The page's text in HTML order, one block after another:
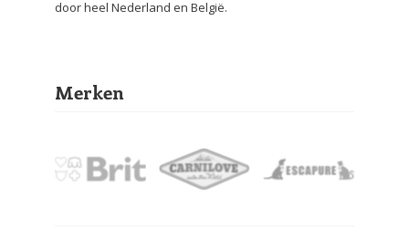
door heel Nederland en België.
Merken